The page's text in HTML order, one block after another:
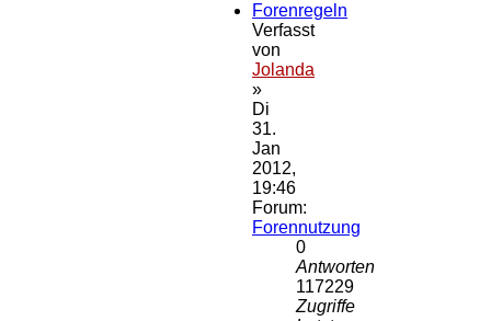
Forenregeln
Verfasst
von
Jolanda
»
Di
31.
Jan
2012,
19:46
Forum:
Forennutzung
0
Antworten
117229
Zugriffe